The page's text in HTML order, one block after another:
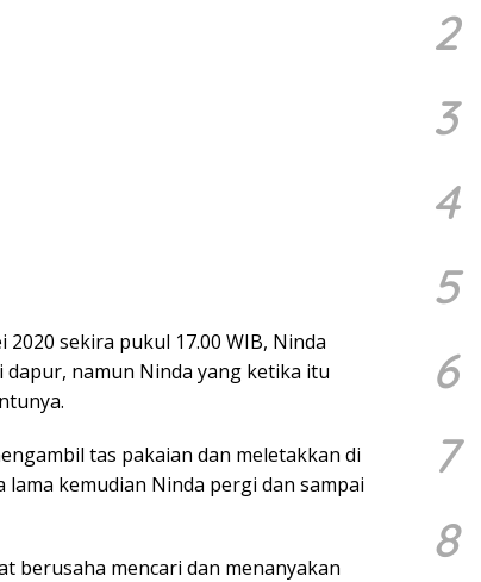
sekira pukul 17.00 WIB, Ninda
namun Ninda yang ketika itu
tas pakaian dan meletakkan di
kemudian Ninda pergi dan sampai
berusaha mencari dan menanyakan
2
3
4
5
6
7
8